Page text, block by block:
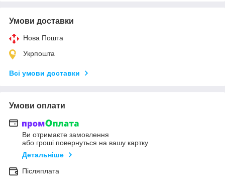
Умови доставки
Нова Пошта
Укрпошта
Всі умови доставки
Умови оплати
Ви отримаєте замовлення
або гроші повернуться на вашу картку
Детальніше
Післяплата